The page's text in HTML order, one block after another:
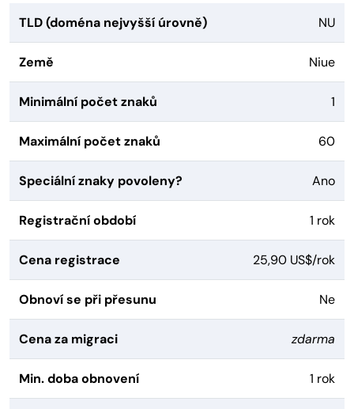
TLD (doména nejvyšší úrovně) NU
Země Niue
Minimální počet znaků 1
Maximální počet znaků 60
Speciální znaky povoleny? Ano
Registrační období 1 rok
Cena registrace 25,90 US$/rok
Obnoví se při přesunu Ne
Cena za migraci zdarma
Min. doba obnovení 1 rok